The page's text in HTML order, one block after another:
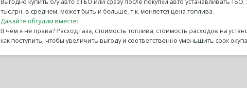
Выгодно купить б/у авто с ГБО или сразу после покупки авто устанавливать
тыс.грн. в среднем, может быть и больше, т.к. меняется цена топлива.
Давайте обсудим вместе:
В чем я не права? Расход газа, стоимость топлива, стоимость расходов на
как поступить, чтобы увеличить выгоду и соответственно уменьшить срок